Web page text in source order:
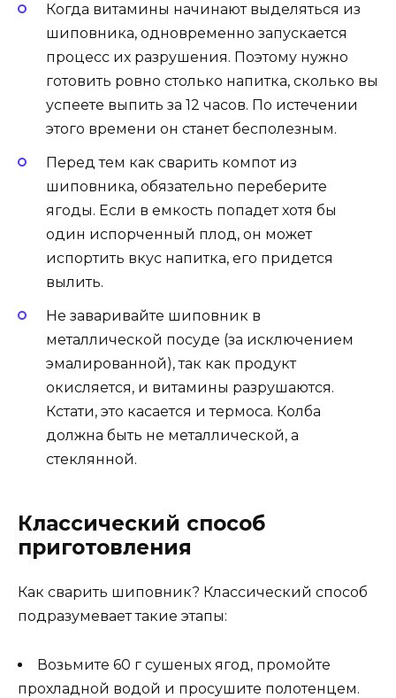
Когда витамины начинают выделяться из
шиповника, одновременно запускается
процесс их разрушения. Поэтому нужно
готовить ровно столько напитка, сколько вы
успеете выпить за 12 часов. По истечении
этого времени он станет бесполезным.
Перед тем как сварить компот из
шиповника, обязательно переберите
ягоды. Если в емкость попадет хотя бы
один испорченный плод, он может
испортить вкус напитка, его придется
вылить.
Не заваривайте шиповник в
металлической посуде (за исключением
эмалированной), так как продукт
окисляется, и витамины разрушаются.
Кстати, это касается и термоса. Колба
должна быть не металлической, а
стеклянной.
Классический способ
приготовления
Как сварить шиповник? Классический способ
подразумевает такие этапы:
Возьмите 60 г сушеных ягод, промойте
прохладной водой и просушите полотенцем.